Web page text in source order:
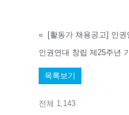
«
인권연대 창립 제25주년
목록보기
전체 1,143